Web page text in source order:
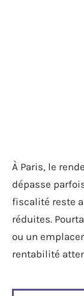
À Paris, le
dépasse
fiscalité reste
réduites.
ou un
rentabilité